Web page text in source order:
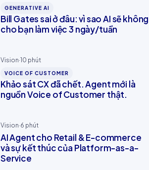
GENERATIVE AI
Bill Gates sai ở đâu: vì sao AI sẽ không
cho bạn làm việc 3 ngày/tuần
Vision·10 phút
VOICE OF CUSTOMER
Khảo sát CX đã chết. Agent mới là
nguồn Voice of Customer thật.
Vision·6 phút
AI Agent cho Retail & E-commerce
và sự kết thúc của Platform-as-a-
Service